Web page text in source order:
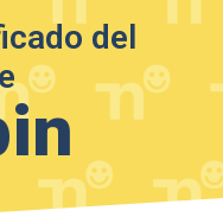
del